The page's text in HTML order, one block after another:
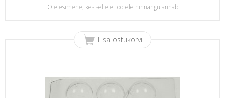
Ole esimene, kes sellele tootele hinnangu annab
Lisa ostukorvi